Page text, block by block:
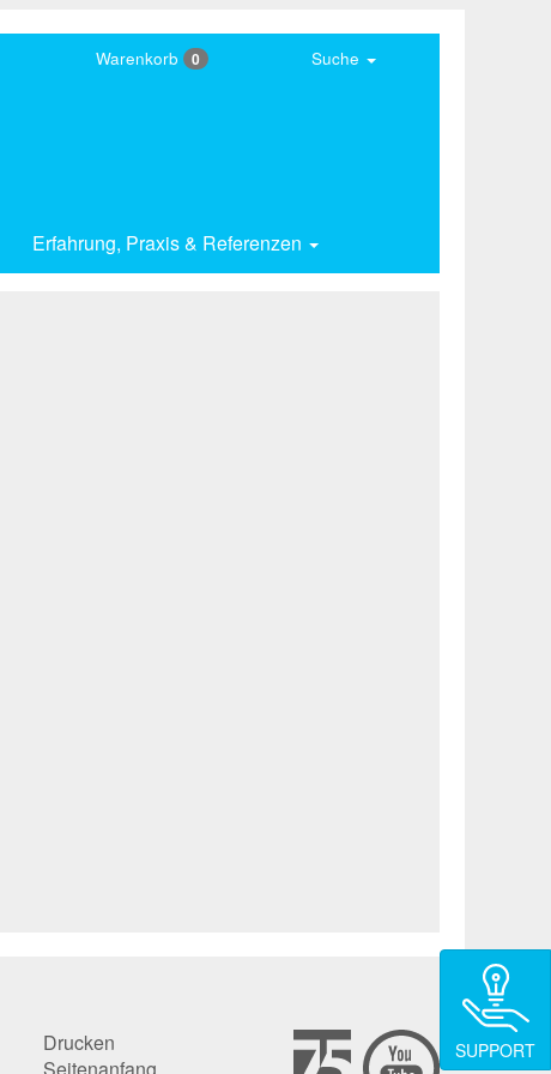
Erfahrung, Praxis & Referenzen
Warenkorb 0 Suche
Drucken
Seitenanfang
SUPPORT